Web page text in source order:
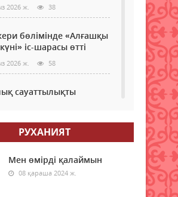
2026 ж. 38
бөлімінде «Алғашқы
іс-шарасы өтті
2026 ж. 58
сауаттылықты
2026 ж. 51
– өңір
негізгі тірегі
2026 ж.
РУХАНИЯТ
Мен өмірді қалаймын
08 қараша 2024 ж.